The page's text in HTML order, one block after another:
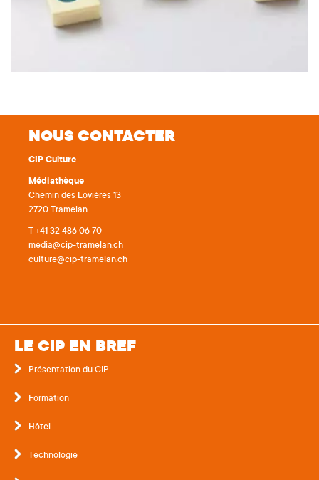
NOUS CONTACTER
CIP Culture
Médiathèque
Chemin des Lovières 13
2720 Tramelan
T +41 32 486 06 70
media@cip-tramelan.ch
culture@cip-tramelan.ch
LE CIP EN BREF
Présentation du CIP
Formation
Hôtel
Technologie